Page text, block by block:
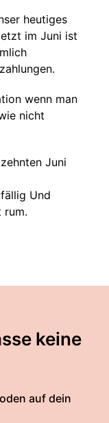
heutiges
im Juni ist
wenn man
nicht
Juni
Und
rum.
was auch
erwartet
erhofft.
ich heute
Lust hast
keine
auf dein